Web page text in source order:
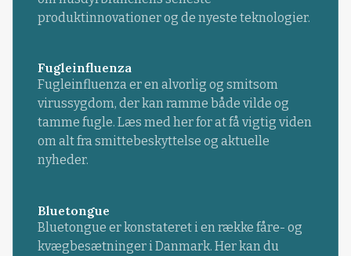
produktinnovationer og de nyeste teknologier.
Fugleinfluenza
Fugleinfluenza er en alvorlig og smitsom
virussygdom, der kan ramme både vilde og
tamme fugle. Læs med her for at få vigtig viden
om alt fra smittebeskyttelse og aktuelle
nyheder.
Bluetongue
Bluetongue er konstateret i en række fåre- og
kvægbesætninger i Danmark. Her kan du